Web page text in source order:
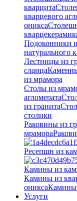
кварцита
кварцевого
оникса
Подоконники
натурального
Лестницы из
сланца
из мрамора
Столы из
агломерата
из гранита
столики
Раковины из
мрамора
Ресепшн из
Камины из
Камины из
ониксаКамины
Услуги